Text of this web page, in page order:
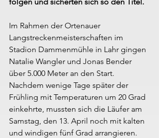
Im Rahmen der Ortenauer
Langstreckenmeisterschaften im
Stadion Dammenmühle in Lahr gingen
Natalie Wangler und Jonas Bender
über 5.000 Meter an den Start.
Nachdem wenige Tage später der
Frühling mit Temperaturen um 20 Grad
einkehrte, mussten sich die Läufer am
Samstag, den 13. April noch mit kalten
und windigen fünf Grad arrangieren.